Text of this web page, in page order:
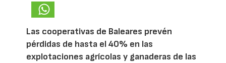
Las cooperativas de Baleares prevén
pérdidas de hasta el 40% en las
explotaciones agrícolas y ganaderas de las